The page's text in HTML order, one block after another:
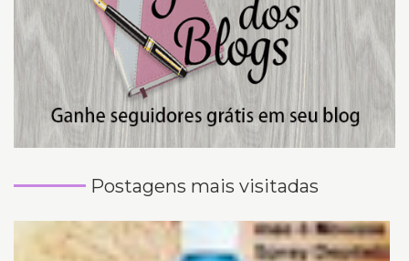
Postagens mais visitadas